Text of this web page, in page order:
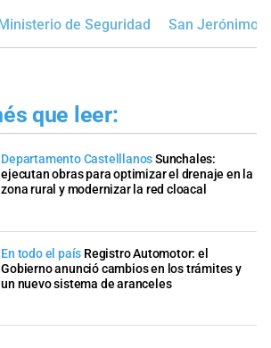
Ministerio de Seguridad San Jerónimo
que leer:
Departamento CastelllanosSunchales:
ejecutan obras para optimizar el drenaje en la
zona rural y modernizar la red cloacal
En todo el país Registro Automotor: el
Gobierno anunció cambios en los trámites y
un nuevo sistema de aranceles